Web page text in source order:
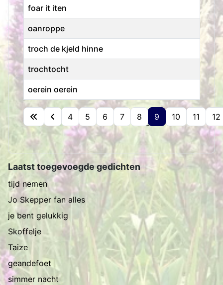
Artikelen
foar it iten
oanroppe
troch de kjeld hinne
trochtocht
oerein oerein
Pagina 9 van 15
4 5 6 7 8 9 10 11 12
Laatst toegevoegde gedichten
tijd nemen
Jo Skepper fan alles
je bent gelukkig
Skoffelje
Taize
geandefoet
simmer nacht